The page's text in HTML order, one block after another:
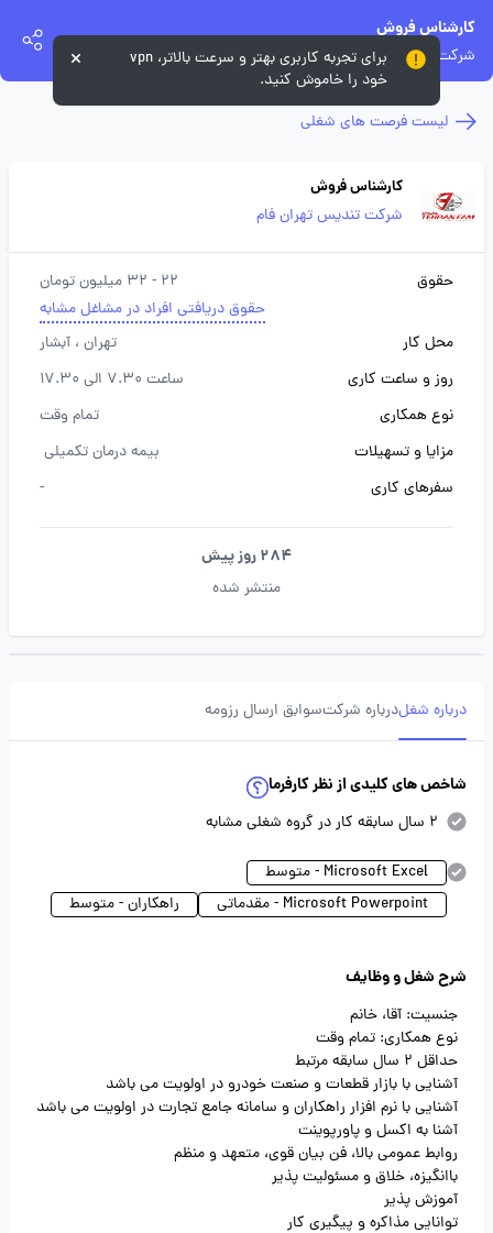
کارشناس فروش
شرکت تندیس تهران فام
لیست فرصت های شغلی
کارشناس فروش
شرکت تندیس تهران فام
حقوق
22 - 32 میلیون تومان
حقوق دریافتی افراد در مشاغل مشابه
محل کار
تهران ، آبشار
روز و ساعت کاری
ساعت 7.30 الی 17.30
نوع همکاری
تمام وقت
مزایا و تسهیلات
بیمه درمان تکمیلی
سفرهای کاری
-
284 روز پیش
منتشر شده
درباره شغلدرباره شرکتسوابق ارسال رزومه
شاخص های کلیدی از نظر کارفرما
2 سال سابقه کار در گروه شغلی مشابه
Microsoft Excel - متوسط
Microsoft Powerpoint - مقدماتی
راهکاران - متوسط
شرح شغل و وظایف
جنسیت: آقا، خانم
نوع همکاری: تمام وقت
حداقل 2 سال سابقه مرتبط
آشنایی با بازار قطعات و صنعت خودرو در اولویت می باشد
آشنایی با نرم افزار راهکاران و سامانه جامع تجارت در اولویت می باشد
آشنا به اکسل و پاورپوینت
روابط عمومی بالا، فن بیان قوی، متعهد و منظم
باانگیزه، خلاق و مسئولیت پذیر
آموزش پذیر
توانایی مذاکره و پیگیری کار
برای تجربه کاربری بهتر و سرعت بالاتر، vpn
خود را خاموش کنید.